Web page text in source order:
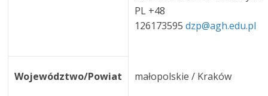
PL +48
126173595dzp@agh.edu.pl
Województwo/Powiat małopolskie / Kraków